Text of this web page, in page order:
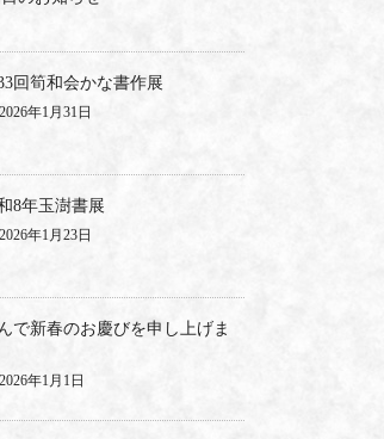
回筍和会かな書作展
2026年1月31日
8年玉澍書展
2026年1月23日
で新春のお慶びを申し上げま
2026年1月1日